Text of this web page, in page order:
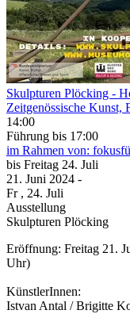
Skulpturen Plöcking -
Zeitgenössische Kunst,
14:00
Führung bis 17:00
im Rahmen von:
bis Freitag 24. Juli
21. Juni 2024 -
Fr , 24. Juli
Ausstellung
Skulpturen Plöcking
Eröffnung: Freitag 21.
Uhr)
KünstlerInnen:
Istvan Antal / Brigitte